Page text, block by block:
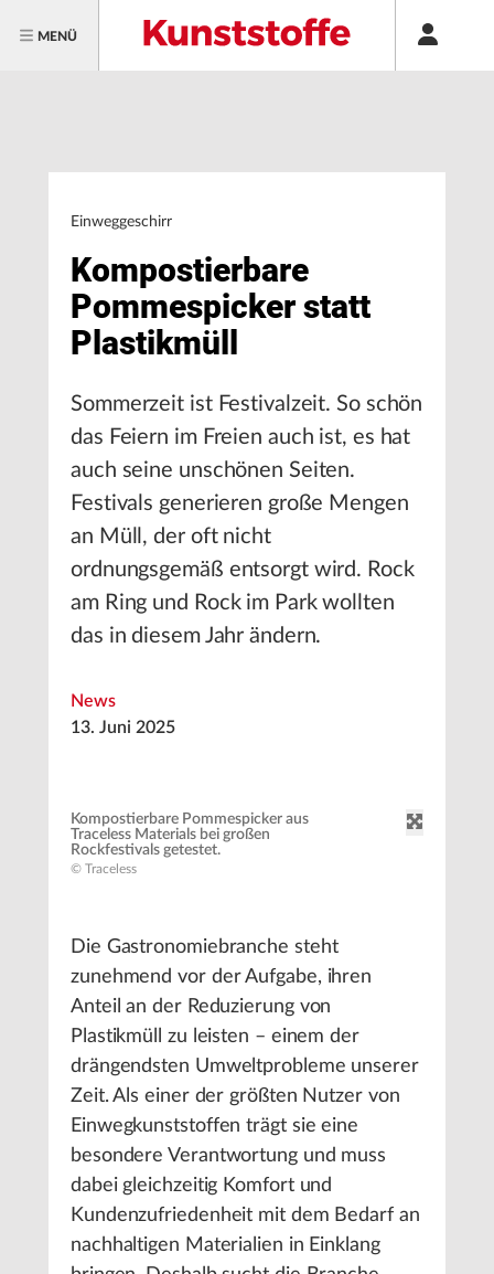
MENÜ
Einweggeschirr
Kompostierbare
Pommespicker statt
Plastikmüll
Sommerzeit ist Festivalzeit. So schön
das Feiern im Freien auch ist, es hat
auch seine unschönen Seiten.
Festivals generieren große Mengen
an Müll, der oft nicht
ordnungsgemäß entsorgt wird. Rock
am Ring und Rock im Park wollten
das in diesem Jahr ändern.
News
13. Juni 2025
Kompostierbare Pommespicker aus
Traceless Materials bei großen
Rockfestivals getestet.
© Traceless
Die Gastronomiebranche steht
zunehmend vor der Aufgabe, ihren
Anteil an der Reduzierung von
Plastikmüll zu leisten – einem der
drängendsten Umweltprobleme unserer
Zeit. Als einer der größten Nutzer von
Einwegkunststoffen trägt sie eine
besondere Verantwortung und muss
dabei gleichzeitig Komfort und
Kundenzufriedenheit mit dem Bedarf an
nachhaltigen Materialien in Einklang